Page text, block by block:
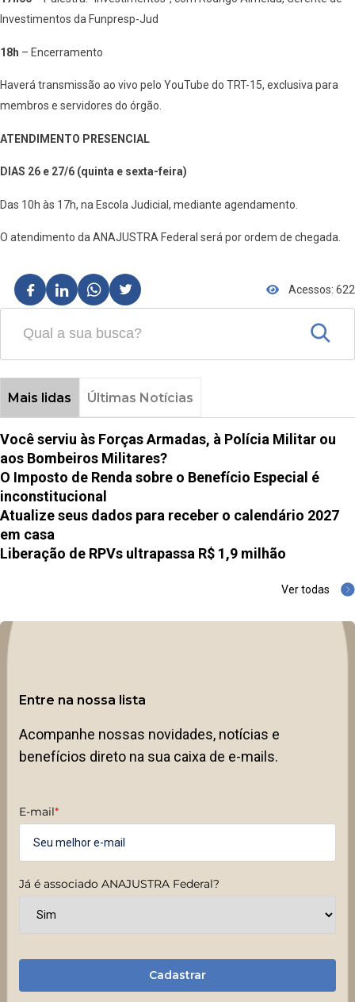
Investimentos da Funpresp-Jud
18h – Encerramento
Haverá transmissão ao vivo pelo YouTube do TRT-15, exclusiva para
membros e servidores do órgão.
ATENDIMENTO PRESENCIAL
DIAS 26 e 27/6 (quinta e sexta-feira)
Das 10h às 17h, na Escola Judicial, mediante agendamento.
O atendimento da ANAJUSTRA Federal será por ordem de chegada.
Acessos: 622
Mais lidas Últimas Notícias
Você serviu às Forças Armadas, à Polícia Militar ou
aos Bombeiros Militares?
O Imposto de Renda sobre o Benefício Especial é
inconstitucional
Atualize seus dados para receber o calendário 2027
em casa
Liberação de RPVs ultrapassa R$ 1,9 milhão
Ver todas
Entre na nossa lista
Acompanhe nossas novidades, notícias e
benefícios direto na sua caixa de e-mails.
E-mail*
Já é associado ANAJUSTRA Federal?
Cadastrar